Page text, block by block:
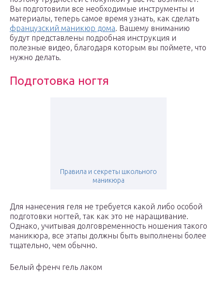
Вы подготовили все необходимые инструменты и
материалы, теперь самое время узнать, как сделать
французский маникюр дома. Вашему вниманию
будут представлены подробная инструкция и
полезные видео, благодаря которым вы поймете, что
нужно делать.
Подготовка ногтя
Правила и секреты школьного
маникюра
Для нанесения геля не требуется какой либо особой
подготовки ногтей, так как это не наращивание.
Однако, учитывая долговременность ношения такого
маникюра, все этапы должны быть выполнены более
тщательно, чем обычно.
Белый френч гель лаком